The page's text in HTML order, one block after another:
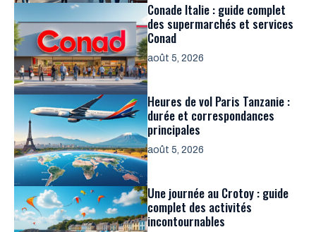
Conade Italie : guide complet
des supermarchés et services
Conad
août 5, 2026
Heures de vol Paris Tanzanie :
durée et correspondances
principales
août 5, 2026
Une journée au Crotoy : guide
complet des activités
incontournables